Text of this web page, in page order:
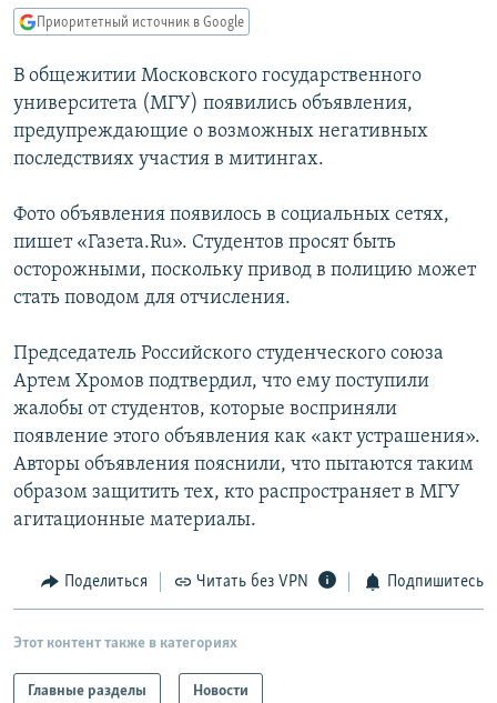
главной
навигации
Вернутся
поиску
IDEL.РЕАЛИИ
КАВКАЗ.РЕАЛИИ
СЕВЕР.РЕАЛИИ
СИБИРЬ.РЕАЛИИ
РАСПИСАНИЕ ВЕЩАНИЯ
ПОДПИШИТЕСЬ НА РАССЫЛКУ
СОЦИАЛЬНЫЕ СЕТИ
Все сайты РСЕ/РС
Приоритетный источник в Google
В общежитии Московского государственного
университета (МГУ) появились объявления,
предупреждающие о возможных негативных
последствиях участия в митингах.
Фото объявления появилось в социальных сетях,
пишет «Газета.Ru». Студентов просят быть
осторожными, поскольку привод в полицию может
стать поводом для отчисления.
Председатель Российского студенческого союза
Артем Хромов подтвердил, что ему поступили
жалобы от студентов, которые восприняли
появление этого объявления как «акт устрашения».
Авторы объявления пояснили, что пытаются таким
образом защитить тех, кто распространяет в МГУ
агитационные материалы.
Поделиться Читать без VPN Подпишитесь
Этот контент также в категориях
Главные разделы Новости